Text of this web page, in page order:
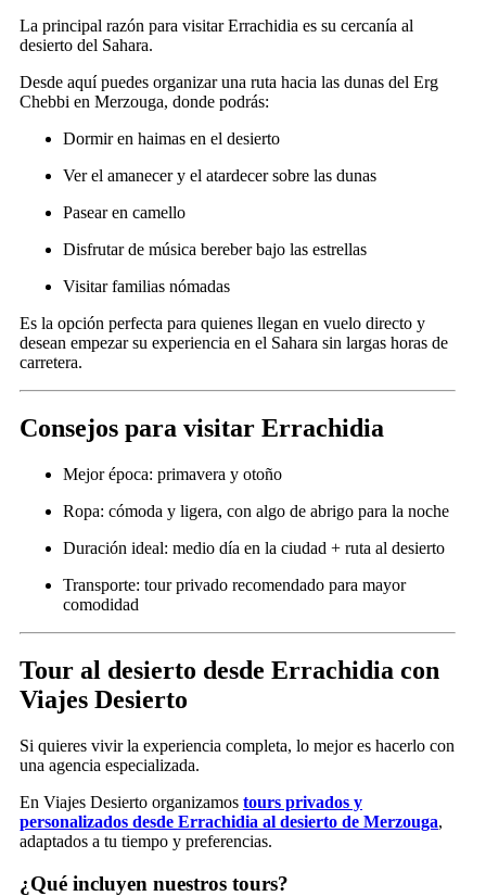
La principal razón para visitar Errachidia es su cercanía al
desierto del Sahara.
Desde aquí puedes organizar una ruta hacia las dunas del Erg
Chebbi en Merzouga, donde podrás:
Dormir en haimas en el desierto
Ver el amanecer y el atardecer sobre las dunas
Pasear en camello
Disfrutar de música bereber bajo las estrellas
Visitar familias nómadas
Es la opción perfecta para quienes llegan en vuelo directo y
desean empezar su experiencia en el Sahara sin largas horas de
carretera.
Consejos para visitar Errachidia
Mejor época: primavera y otoño
Ropa: cómoda y ligera, con algo de abrigo para la noche
Duración ideal: medio día en la ciudad + ruta al desierto
Transporte: tour privado recomendado para mayor
comodidad
Tour al desierto desde Errachidia con
Viajes Desierto
Si quieres vivir la experiencia completa, lo mejor es hacerlo con
una agencia especializada.
En Viajes Desierto organizamos tours privados y
personalizados desde Errachidia al desierto de Merzouga,
adaptados a tu tiempo y preferencias.
¿Qué incluyen nuestros tours?